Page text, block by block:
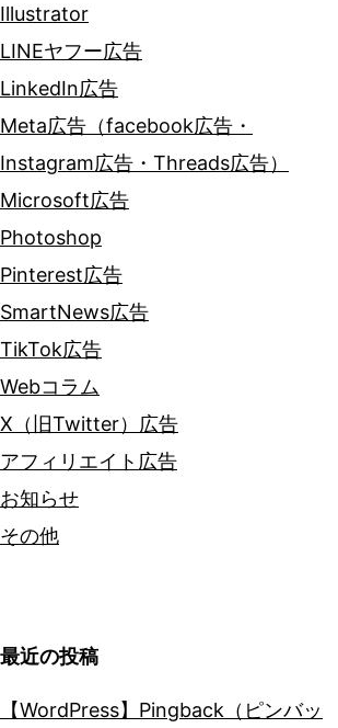
Illustrator
LINEヤフー広告
LinkedIn広告
Meta広告（facebook広告・
Instagram広告・Threads広告）
Microsoft広告
Photoshop
Pinterest広告
SmartNews広告
TikTok広告
Webコラム
X（旧Twitter）広告
アフィリエイト広告
お知らせ
その他
最近の投稿
【WordPress】Pingback（ピンバッ